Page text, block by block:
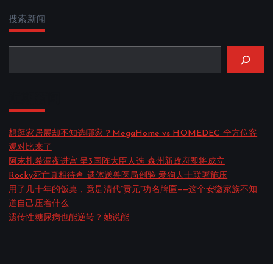
搜索新闻
想逛家居展却不知选哪家？MegaHome vs HOMEDEC 全方位客
观对比来了
阿末扎希漏夜进宫 呈3国阵大臣人选 森州新政府即将成立
Rocky死亡真相待查 遗体送兽医局剖验 爱狗人士联署施压
用了几十年的饭桌，竟是清代”贡元”功名牌匾——这个安徽家族不知
道自己压着什么
遗传性糖尿病也能逆转？她说能